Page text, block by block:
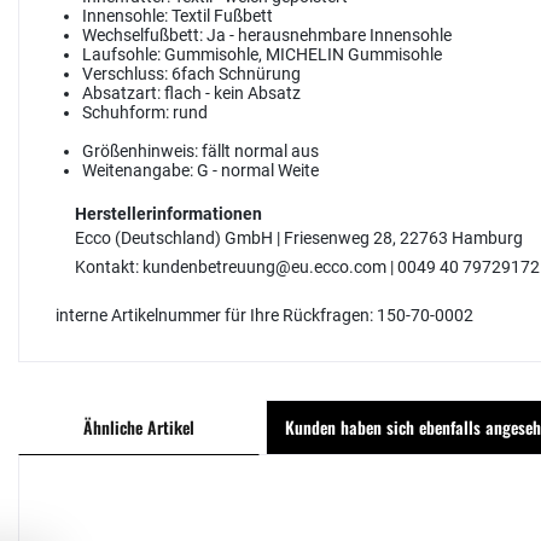
Innensohle:Textil Fußbett
Wechselfußbett:Ja - herausnehmbare Innensohle
Laufsohle:Gummisohle, MICHELIN Gummisohle
Verschluss: 6fach Schnürung
Absatzart:flach - kein Absatz
Schuhform: rund
Größenhinweis:fällt normal aus
Weitenangabe:G - normal Weite
Herstellerinformationen
Ecco (Deutschland) GmbH | Friesenweg 28, 22763 Hamburg
Kontakt: kundenbetreuung@eu.ecco.com | 0049 40 79729172
interne Artikelnummer für Ihre Rückfragen: 150-70-0002
Ähnliche Artikel Kunden haben sich ebenfalls